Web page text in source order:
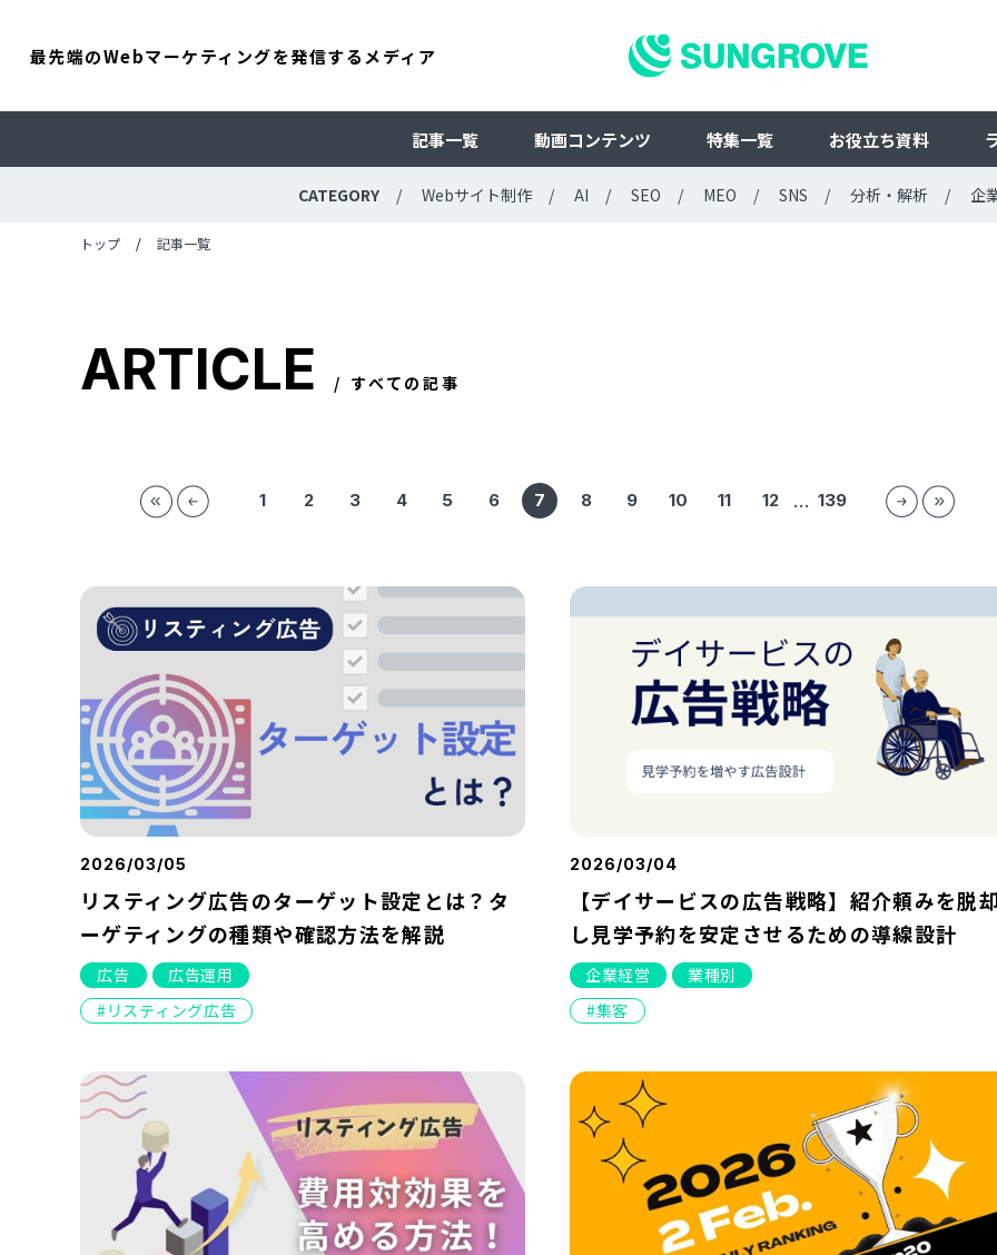
最先端のWebマーケティングを発信するメディア
記事一覧 動画コンテンツ 特集一覧 お役立ち資料
CATEGORY Webサイト制作 AI SEO MEO SNS 分析・解析 企
トップ 記事一覧
ARTICLE すべての記事
1 2 3 4 5 6 7 8 9 10 11 12 … 139
2026/03/05
リスティング広告のターゲット設定とは？タ
ーゲティングの種類や確認方法を解説
広告
広告運用
リスティング広告
2026/03/04
【デイサービスの広告戦略】紹介頼みを脱
し見学予約を安定させるための導線設計
企業経営
業種別
集客